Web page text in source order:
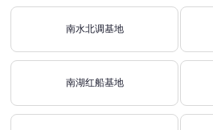
南水北调基地
南湖红船基地